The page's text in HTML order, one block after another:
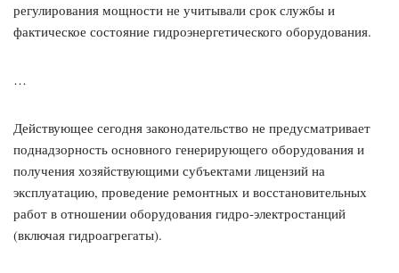
регулирования мощности не учитывали срок службы и
фактическое состояние гидроэнергетического оборудования.
…
Действующее сегодня законодательство не предусматривает
поднадзорность основного генерирующего оборудования и
получения хозяйствующими субъектами лицензий на
эксплуатацию, проведение ремонтных и восстановительных
работ в отношении оборудования гидро-электростанций
(включая гидроагрегаты).